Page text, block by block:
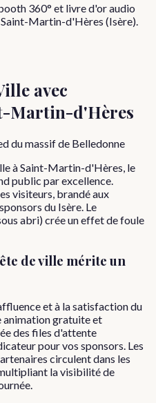
360° et livre d'or audio
Martin-d'Hères (Isère).
avec
Martin-d'Hères
du massif de Belledonne
à Saint-Martin-d'Hères, le
public par excellence.
visiteurs, brandé aux
du Isère. Le
abri) crée un effet de foule
de ville mérite un
et à la satisfaction du
gratuite et
des files d'attente
pour vos sponsors. Les
circulent dans les
la visibilité de